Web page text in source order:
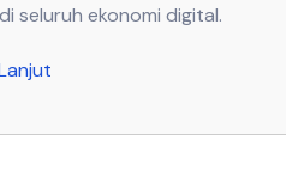
seluruh ekonomi digital.